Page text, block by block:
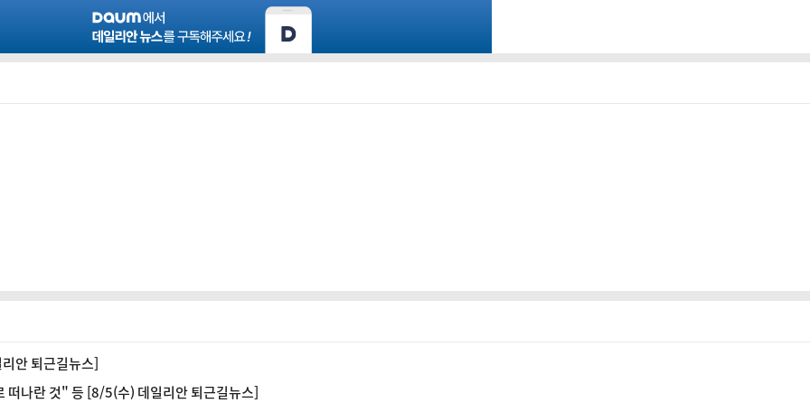
안 퇴근길뉴스]
나란 것" 등 [8/5(수) 데일리안 퇴근길뉴스]